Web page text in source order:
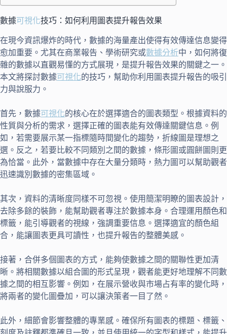
數據可視化技巧：如何利用圖表提升報告效果
在現今資訊爆炸的時代，數據的海量產出使得有效傳達信息變得
愈加重要。尤其在商業報告、學術研究或數據分析中，如何將復
雜的數據以直觀易懂的方式展現，是提升報告效果的關鍵之一。
本文將探討數據可視化的技巧，幫助你利用圖表提升報告的吸引
力與說服力。
首先，數據可視化的核心在於選擇適合的圖表類型。根據資料的
性質與分析的需求，選擇正確的圖表能有效傳達關鍵信息。例
如，若需要展示某一指標隨時間變化的趨勢，折線圖是理想之
選。反之，若要比較不同類別之間的數據，條形圖或圓餅圖則更
為恰當。此外，當數據中存在大量分類時，熱力圖可以幫助觀者
迅速識別數據的密集區域。
其次，資料的清晰度同樣不可忽視。使用簡潔明瞭的圖表設計，
去除多餘的裝飾，能幫助觀者專注於數據本身。合理運用顏色和
標籤，能引導觀者的視線，強調重要信息。選擇適宜的顏色組
合，能讓圖表更具可讀性，也提升報告的整體美感。
接著，合併多個圖表的方式，能夠使數據之間的關聯性更加清
晰。將相關數據以組合圖的形式呈現，觀者能更好地理解不同數
據之間的相互影響。例如，在展示營收與市場占有率的變化時，
將兩者的變化圖疊加，可以讓決策者一目了然。
此外，細節會影響整體的專業感。確保所有圖表的標題、標籤、